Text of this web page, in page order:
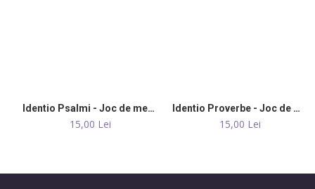
Identio Psalmi - Joc de memorie
15,00 Lei
Identio Proverbe - Joc de memorie
15,00 Lei